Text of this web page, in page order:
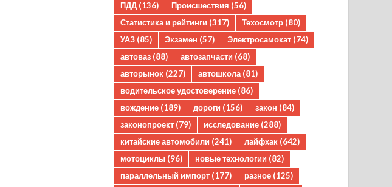
ПДД (136) Происшествия (56)
Статистика и рейтинги (317) Техосмотр (80)
УАЗ (85) Экзамен (57) Электросамокат (74)
автоваз (88) автозапчасти (68)
авторынок (227) автошкола (81)
водительское удостоверение (86)
вождение (189) дороги (156) закон (84)
законопроект (79) исследование (288)
китайские автомобили (241) лайфхак (642)
мотоциклы (96) новые технологии (82)
параллельный импорт (177) разное (125)